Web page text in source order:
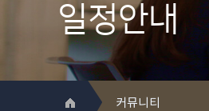
일정안내
커뮤니티